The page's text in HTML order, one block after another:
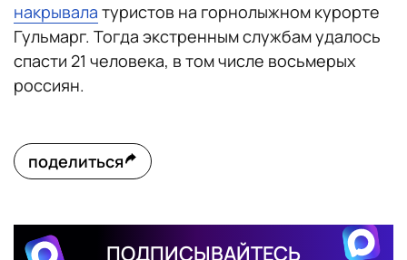
накрывала туристов на горнолыжном курорте
Гульмарг. Тогда экстренным службам удалось
спасти 21 человека, в том числе восьмерых
россиян.
поделиться
ПОДПИСЫВАЙТЕСЬ